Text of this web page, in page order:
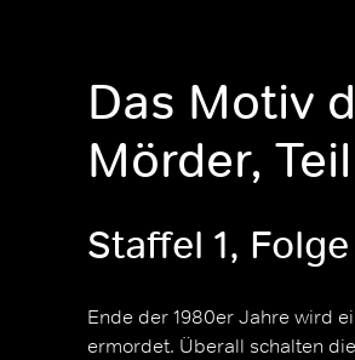
Das Motiv
Mörder, Teil
Staffel 1, Folge
Ende der 1980er Jahre wird
ermordet. Überall schalten